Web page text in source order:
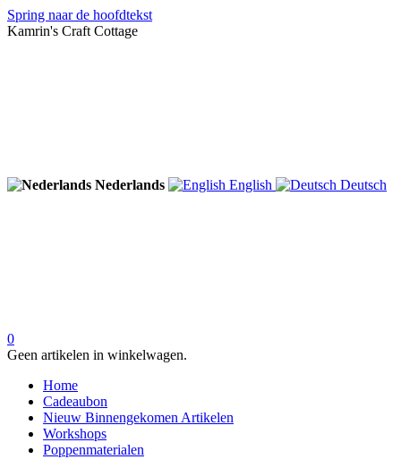
Spring naar de hoofdtekst
Kamrin's Craft Cottage
Nederlands English Deutsch
0
Geen artikelen in winkelwagen.
Home
Cadeaubon
Nieuw Binnengekomen Artikelen
Workshops
Poppenmaterialen